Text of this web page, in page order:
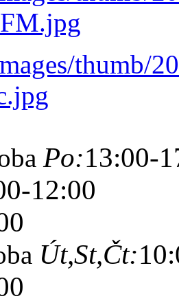
Po:13:00-
12:00
Út,St,Čt: